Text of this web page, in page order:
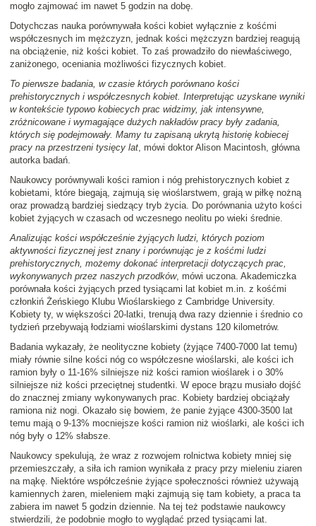
mogło zajmować im nawet 5 godzin na dobę.
Dotychczas nauka porównywała kości kobiet wyłącznie z kośćmi
współczesnych im mężczyzn, jednak kości mężczyzn bardziej reagują
na obciążenie, niż kości kobiet. To zaś prowadziło do niewłaściwego,
zaniżonego, oceniania możliwości fizycznych kobiet.
To pierwsze badania, w czasie których porównano kości
prehistorycznych i współczesnych kobiet. Interpretując uzyskane wyniki
w kontekście typowo kobiecych prac widzimy, jak intensywne,
zróżnicowane i wymagające dużych nakładów pracy były zadania,
których się podejmowały. Mamy tu zapisaną ukrytą historię kobiecej
pracy na przestrzeni tysięcy lat, mówi doktor Alison Macintosh, główna
autorka badań.
Naukowcy porównywali kości ramion i nóg prehistorycznych kobiet z
kobietami, które biegają, zajmują się wioślarstwem, grają w piłkę nożną
oraz prowadzą bardziej siedzący tryb życia. Do porównania użyto kości
kobiet żyjących w czasach od wczesnego neolitu po wieki średnie.
Analizując kości współcześnie żyjących ludzi, których poziom
aktywności fizycznej jest znany i porównując je z kośćmi ludzi
prehistorycznych, możemy dokonać interpretacji dotyczących prac,
wykonywanych przez naszych przodków, mówi uczona. Akademiczka
porównała kości żyjących przed tysiącami lat kobiet m.in. z kośćmi
członkiń Żeńskiego Klubu Wioślarskiego z Cambridge University.
Kobiety ty, w większości 20-latki, trenują dwa razy dziennie i średnio co
tydzień przebywają łodziami wioślarskimi dystans 120 kilometrów.
Badania wykazały, że neolityczne kobiety (żyjące 7400-7000 lat temu)
miały równie silne kości nóg co współczesne wioślarski, ale kości ich
ramion były o 11-16% silniejsze niż kości ramion wioślarek i o 30%
silniejsze niż kości przeciętnej studentki. W epoce brązu musiało dojść
do znacznej zmiany wykonywanych prac. Kobiety bardziej obciążały
ramiona niż nogi. Okazało się bowiem, że panie żyjące 4300-3500 lat
temu mają o 9-13% mocniejsze kości ramion niż wioślarki, ale kości ich
nóg były o 12% słabsze.
Naukowcy spekulują, że wraz z rozwojem rolnictwa kobiety mniej się
przemieszczały, a siła ich ramion wynikała z pracy przy mieleniu ziaren
na mąkę. Niektóre współcześnie żyjące społeczności również używają
kamiennych żaren, mieleniem mąki zajmują się tam kobiety, a praca ta
zabiera im nawet 5 godzin dziennie. Na tej też podstawie naukowcy
stwierdzili, że podobnie mogło to wyglądać przed tysiącami lat.